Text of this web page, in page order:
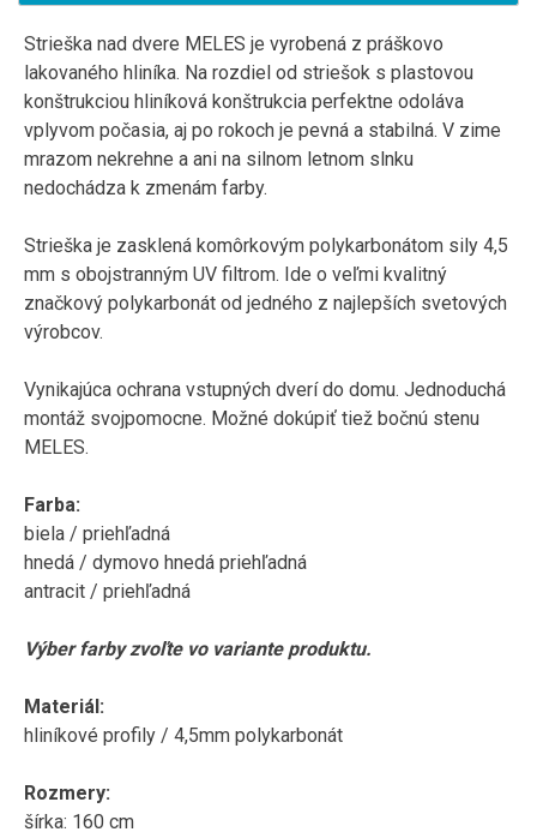
Strieška nad dvere MELES je vyrobená z práškovo
lakovaného hliníka. Na rozdiel od striešok s plastovou
konštrukciou hliníková konštrukcia perfektne odoláva
vplyvom počasia, aj po rokoch je pevná a stabilná. V zime
mrazom nekrehne a ani na silnom letnom slnku
nedochádza k zmenám farby.
Strieška je zasklená komôrkovým polykarbonátom sily 4,5
mm s obojstranným UV filtrom. Ide o veľmi kvalitný
značkový polykarbonát od jedného z najlepších svetových
výrobcov.
Vynikajúca ochrana vstupných dverí do domu. Jednoduchá
montáž svojpomocne. Možné dokúpiť tiež bočnú stenu
MELES.
Farba:
biela / priehľadná
hnedá / dymovo hnedá priehľadná
antracit / priehľadná
Výber farby zvoľte vo variante produktu.
Materiál:
hliníkové profily / 4,5mm polykarbonát
Rozmery:
šírka: 160 cm